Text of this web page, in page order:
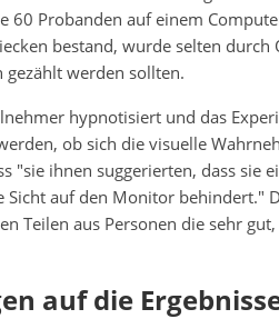
60 Probanden auf einem
bestand, wurde selten
werden sollten.
hypnotisiert und das
ob sich die visuelle
"sie ihnen suggerierten, dass sie
Sicht auf den Monitor behindert."
Teilen aus Personen die sehr
auf die